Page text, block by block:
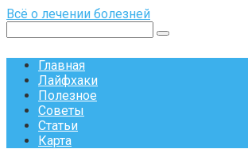
Перейти
контенту
Всё о лечении болезней
Главная
Лайфхаки
Полезное
Советы
Статьи
Карта